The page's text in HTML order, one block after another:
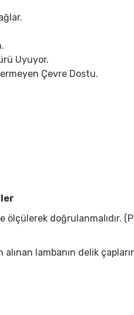
Uyuyor.
Çevre Dostu.
doğrulanmalıdır.
lambanın delik